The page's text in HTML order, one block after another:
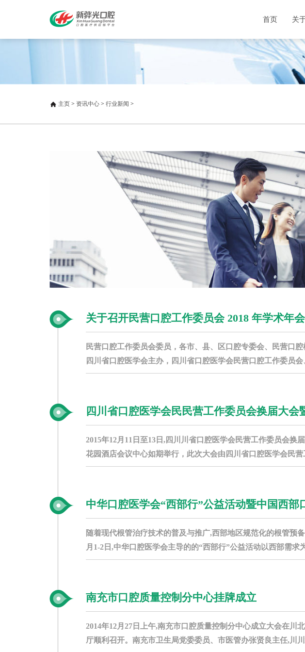
首页 关
主页 > 资讯中心 > 行业新闻 >
关于召开民营口腔工作委员会 2018 年学术年
民营口腔工作委员会委员，各市、县、区口腔专委会、民营口
四川省口腔医学会主办，四川省口腔医学会民营口腔工作委员
四川省口腔医学会民民营工作委员会换届大
2015年12月11日至13日,四川川省口腔医学会民营工作委员会换
花园酒店会议中心如期举行，此次大会由四川省口腔医学会民
四...
中华口腔医学会“西部行”公益活动暨中国西
随着现代根管治疗技术的普及与推广,西部地区规范化的根管预
月1-2日,中华口腔医学会主导的的“西部行”公益活动以西部需求
南充市口腔质量控制分中心挂牌成立
2014年12月27日上午,南充市口腔质量控制分中心成立大会在川
厅顺利召开。南充市卫生局党委委员、市医管办张贤良主任,川